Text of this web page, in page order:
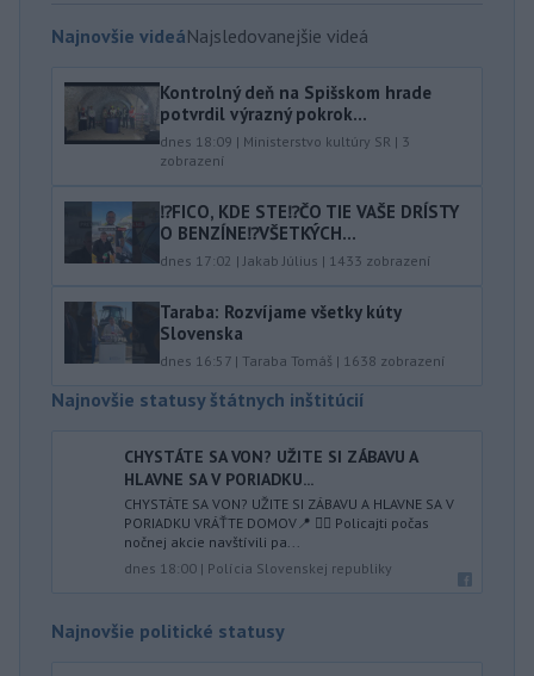
Najnovšie videáNajsledovanejšie videá
Kontrolný deň na Spišskom hrade
potvrdil výrazný pokrok...
dnes 18:09 | Ministerstvo kultúry SR | 3
zobrazení
⁉️FICO, KDE STE⁉️ČO TIE VAŠE DRÍSTY
O BENZÍNE⁉️VŠETKÝCH...
dnes 17:02 | Jakab Július | 1433 zobrazení
Taraba: Rozvíjame všetky kúty
Slovenska
dnes 16:57 | Taraba Tomáš | 1638 zobrazení
Najnovšie statusy štátnych inštitúcií
CHYSTÁTE SA VON? UŽITE SI ZÁBAVU A
HLAVNE SA V PORIADKU...
CHYSTÁTE SA VON? UŽITE SI ZÁBAVU A HLAVNE SA V
PORIADKU VRÁŤTE DOMOV📍 👮‍♂️ Policajti počas
nočnej akcie navštívili pa...
dnes 18:00 | Polícia Slovenskej republiky
Najnovšie politické statusy